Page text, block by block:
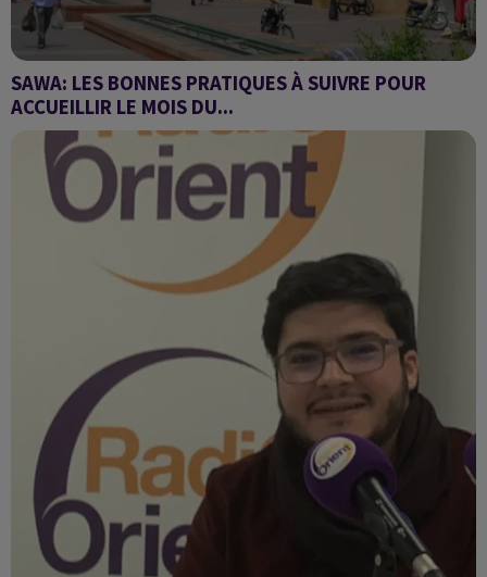
SAWA: LES BONNES PRATIQUES À SUIVRE POUR
ACCUEILLIR LE MOIS DU...
Monsieur Abdessalam LASHHAB